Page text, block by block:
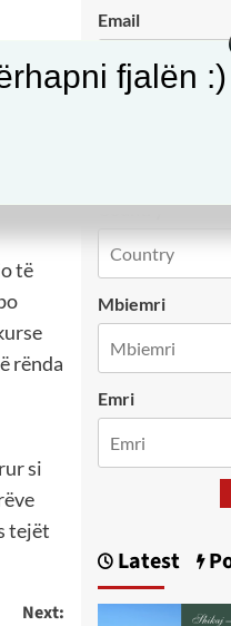
të
të
rënda
si
tejët
Next:
Email
Country
Mbiemri
Emri
Latest
fjalën :)